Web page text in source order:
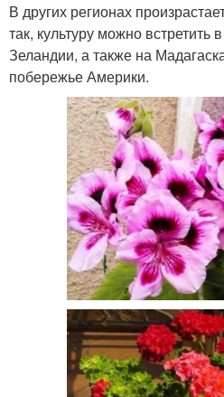
В других регионах
так, культуру можно встретить
Зеландии, а также на
побережье Америки.